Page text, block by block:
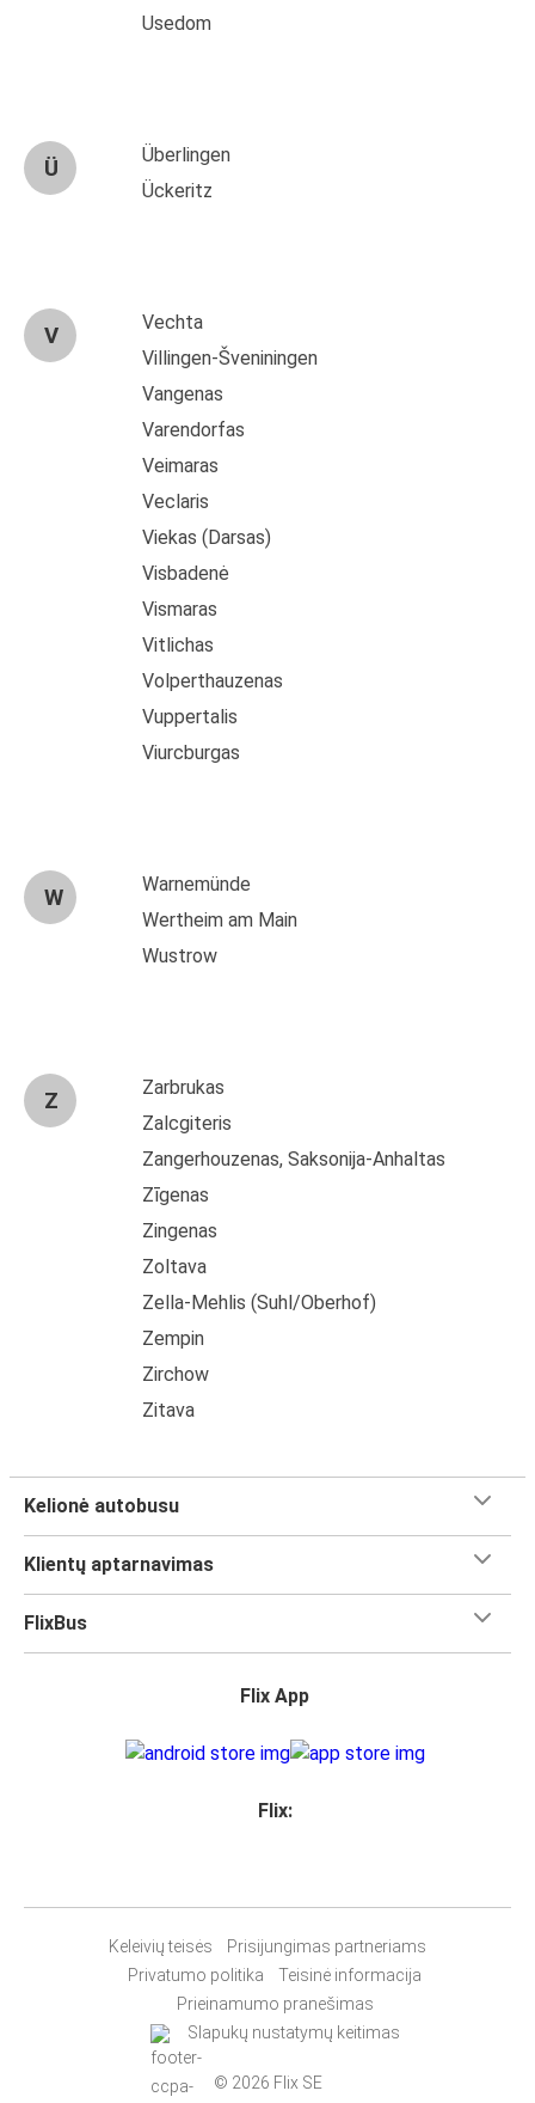
Usedom
Ü
Überlingen
Ückeritz
V
Vechta
Villingen-Šveniningen
Vangenas
Varendorfas
Veimaras
Veclaris
Viekas (Darsas)
Visbadenė
Vismaras
Vitlichas
Volperthauzenas
Vuppertalis
Viurcburgas
W
Warnemünde
Wertheim am Main
Wustrow
Z
Zarbrukas
Zalcgiteris
Zangerhouzenas, Saksonija-Anhaltas
Zīgenas
Zingenas
Zoltava
Zella-Mehlis (Suhl/Oberhof)
Zempin
Zirchow
Zitava
Kelionė autobusu
Klientų aptarnavimas
FlixBus
Flix App
Flix:
Keleivių teisės
Prisijungimas partneriams
Privatumo politika
Teisinė informacija
Prieinamumo pranešimas
Slapukų nustatymų keitimas
© 2026 Flix SE